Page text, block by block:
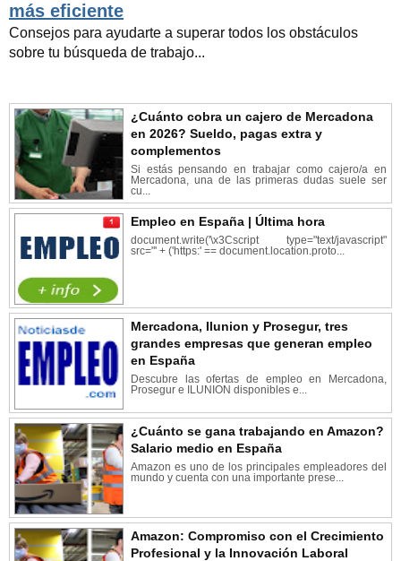
más eficiente
Consejos para ayudarte a superar todos los obstáculos
sobre tu búsqueda de trabajo...
¿Cuánto cobra un cajero de Mercadona
en 2026? Sueldo, pagas extra y
complementos
Si estás pensando en trabajar como cajero/a en
Mercadona, una de las primeras dudas suele ser
cu...
Empleo en España | Última hora
document.write('\x3Cscript type="text/javascript"
src="' + ('https:' == document.location.proto...
Mercadona, Ilunion y Prosegur, tres
grandes empresas que generan empleo
en España
Descubre las ofertas de empleo en Mercadona,
Prosegur e ILUNION disponibles e...
¿Cuánto se gana trabajando en Amazon?
Salario medio en España
Amazon es uno de los principales empleadores del
mundo y cuenta con una importante prese...
Amazon: Compromiso con el Crecimiento
Profesional y la Innovación Laboral